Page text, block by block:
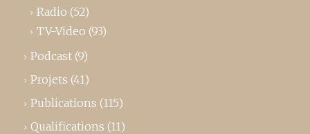
Radio (52)
TV-Video (93)
Podcast (9)
Projets (41)
Publications (115)
Qualifications (11)